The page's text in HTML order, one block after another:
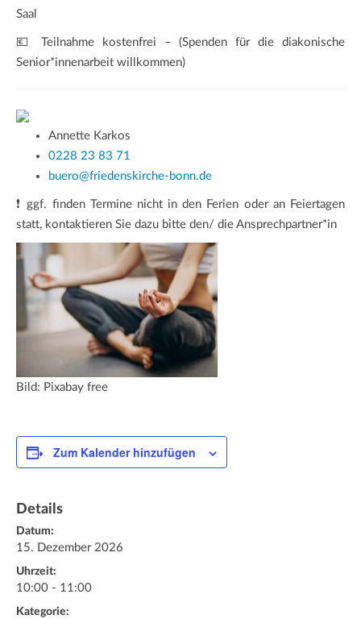
Saal
💶 Teilnahme kostenfrei – (Spenden für die diakonische
Senior*innenarbeit willkommen)
Annette Karkos
0228 23 83 71
buero@friedenskirche-bonn.de
❗ ggf. finden Termine nicht in den Ferien oder an Feiertagen
statt, kontaktieren Sie dazu bitte den/ die Ansprechpartner*in
Bild: Pixabay free
Zum Kalender hinzufügen
Details
Datum:
15. Dezember 2026
Uhrzeit:
10:00 - 11:00
Kategorie: